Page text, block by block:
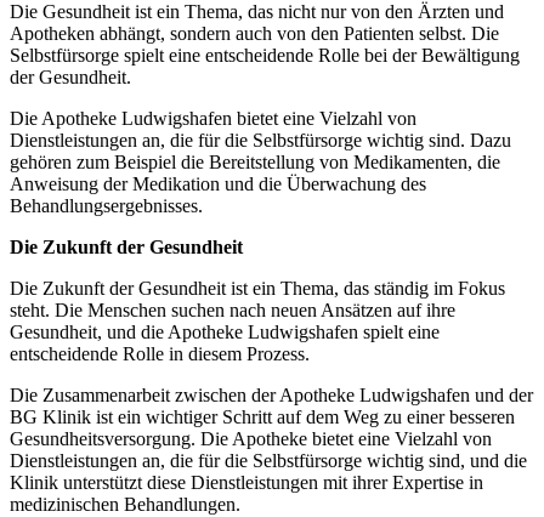
Die Gesundheit ist ein Thema, das nicht nur von den Ärzten und
Apotheken abhängt, sondern auch von den Patienten selbst. Die
Selbstfürsorge spielt eine entscheidende Rolle bei der Bewältigung
der Gesundheit.
Die Apotheke Ludwigshafen bietet eine Vielzahl von
Dienstleistungen an, die für die Selbstfürsorge wichtig sind. Dazu
gehören zum Beispiel die Bereitstellung von Medikamenten, die
Anweisung der Medikation und die Überwachung des
Behandlungsergebnisses.
Die Zukunft der Gesundheit
Die Zukunft der Gesundheit ist ein Thema, das ständig im Fokus
steht. Die Menschen suchen nach neuen Ansätzen auf ihre
Gesundheit, und die Apotheke Ludwigshafen spielt eine
entscheidende Rolle in diesem Prozess.
Die Zusammenarbeit zwischen der Apotheke Ludwigshafen und der
BG Klinik ist ein wichtiger Schritt auf dem Weg zu einer besseren
Gesundheitsversorgung. Die Apotheke bietet eine Vielzahl von
Dienstleistungen an, die für die Selbstfürsorge wichtig sind, und die
Klinik unterstützt diese Dienstleistungen mit ihrer Expertise in
medizinischen Behandlungen.